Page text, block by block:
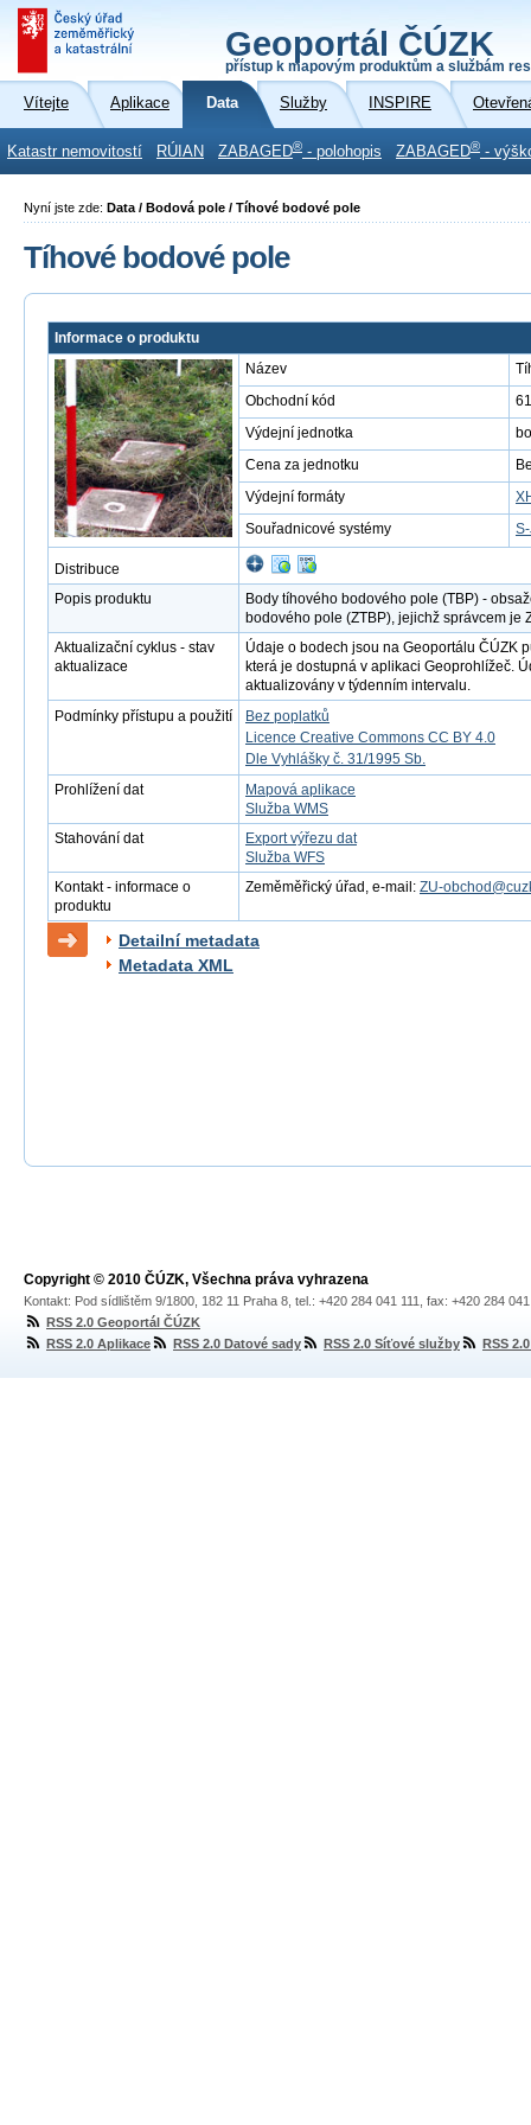
Geoportál ČÚZK
přístup k mapovým produktům a službám
Vítejte Aplikace Data Služby INSPIRE
Katastr nemovitostí RÚIAN ZABAGED® - polohopis ZABAGED® -
Nyní jste zde: Data / Bodová pole / Tíhové bodové pole
Tíhové bodové pole
Informace o produktu
Název
Obchodní kód
Výdejní jednotka
Cena za jednotku
Výdejní formáty
Souřadnicové systémy
Distribuce
Popis produktu
Body tíhového bodového pole (TBP) -
bodového pole (ZTBP), jejichž správcem je
Aktualizační cyklus - stav
aktualizace
Údaje o bodech jsou na Geoportálu ČÚZK
která je dostupná v aplikaci Geoprohlížeč.
aktualizovány v týdenním intervalu.
Podmínky přístupu a použití
Bez poplatků
Licence Creative Commons CC BY 4.0
Dle Vyhlášky č. 31/1995 Sb.
Prohlížení dat
Mapová aplikace
Služba WMS
Stahování dat
Export výřezu dat
Služba WFS
Kontakt - informace o
produktu
Zeměměřický úřad, e-mail: ZU-
Detailní metadata
Metadata XML
Copyright © 2010 ČÚZK, Všechna práva vyhrazena
Kontakt: Pod sídlištěm 9/1800, 182 11 Praha 8, tel.: +420 284 041 111, fax: +420 284
RSS 2.0 Geoportál ČÚZK
RSS 2.0 Aplikace
RSS 2.0 Datové sady RSS 2.0 Síťové služby RSS